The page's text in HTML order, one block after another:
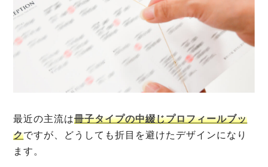
最近の主流は冊子タイプの中綴じプロフィールブッ
クですが、どうしても折目を避けたデザインになり
ます。